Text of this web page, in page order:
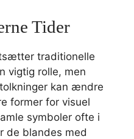
Tider
traditionelle
vigtig rolle, men
kan ændre
former for visuel
symboler ofte i
de blandes med